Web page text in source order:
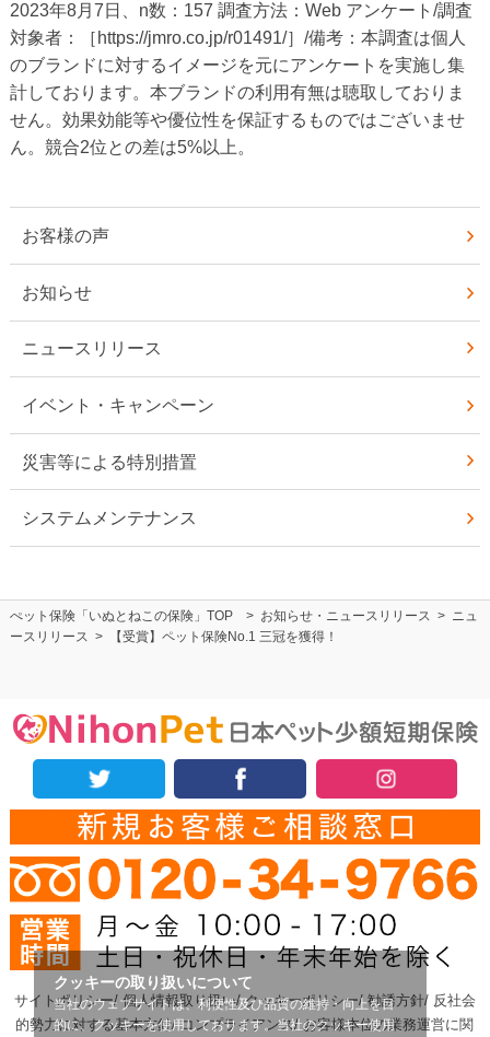
2023年8月7日、n数：157 調査方法：Web アンケート/調査
対象者：［https://jmro.co.jp/r01491/］/備考：本調査は個人
のブランドに対するイメージを元にアンケートを実施し集
計しております。本ブランドの利用有無は聴取しておりま
せん。効果効能等や優位性を保証するものではございませ
ん。競合2位との差は5%以上。
お客様の声
お知らせ
ニュースリリース
イベント・キャンペーン
災害等による特別措置
システムメンテナンス
ぺット保険「いぬとねこの保険」TOP > お知らせ・ニュースリリース > ニュ
ースリリース > 【受賞】ペット保険No.1 三冠を獲得！
サイトポリシー/ 個人情報取り扱い/ クッキーポリシー/ 勧誘方針/ 反社会
的勢力に対する基本方針/ コンプライアンス/ お客様本位の業務運営に関
クッキーの取り扱いについて
当社のウェブサイトは、利便性及び品質の維持・向上を目
的に、クッキーを使用しております。当社のクッキー使用